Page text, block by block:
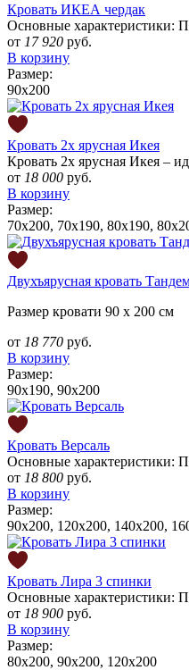
Кровать ИКЕА чердак
Основные характеристики:
от 17 920 руб.
В корзину
Размер:
90x200
Кровать 2х ярусная Икея
Кровать 2х ярусная Икея –
от 18 000 руб.
В корзину
Размер:
70х200, 70х190, 80x190,
Двухъярусная кровать
Размер кровати 90 х 200 см
от 18 770 руб.
В корзину
Размер:
90x190, 90x200
Кровать Версаль
Основные характеристики:
от 18 800 руб.
В корзину
Размер:
90x200, 120x200, 140x200,
Кровать Лира 3 спинки
Основные характеристики:
от 18 900 руб.
В корзину
Размер:
80x200, 90x200, 120x200